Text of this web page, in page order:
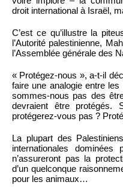
droit international à Israël,
C’est ce qu’illustre la
l’Autorité palestinienne,
l’Assemblée générale des
« Protégez-nous », a-t-il
faire une analogie entre
sommes-nous pas des
devraient être
protégerez-vous pas ?
La plupart des
internationales
n’assureront pas la
d’un quelconque
pour les animaux…